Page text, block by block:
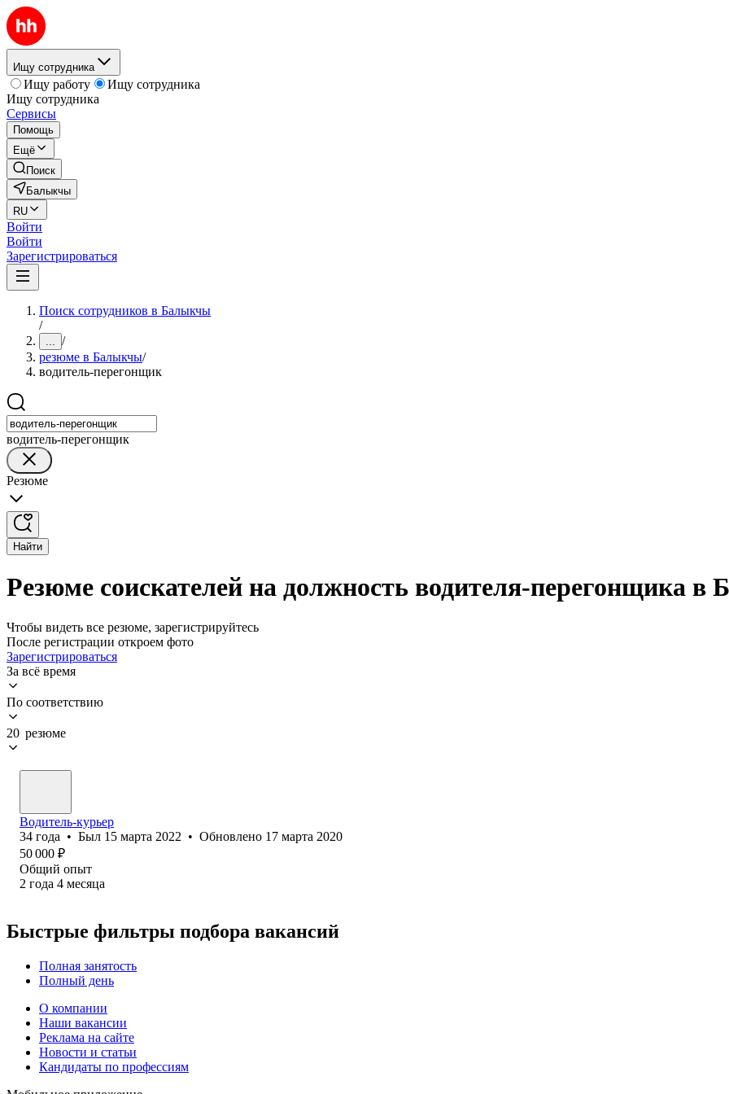
Ищу сотрудника
Ищу работу
Ищу сотрудника
Ищу сотрудника
Сервисы
Помощь
Ещё
Поиск
Балыкчы
RU
Войти
Войти
Зарегистрироваться
Поиск сотрудников в Балыкчы
/
... /
резюме в Балыкчы/
водитель-перегонщик
водитель-перегонщик
Резюме
Найти
Резюме соискателей на должность водителя-перегонщика
Чтобы видеть все резюме, зарегистрируйтесь
После регистрации откроем фото
Зарегистрироваться
За всё время
По соответствию
20 резюме
Водитель-курьер
34 года • Был 15 марта 2022 • Обновлено 17 марта 2020
50 000 ₽
Общий опыт
2 года 4 месяца
Быстрые фильтры подбора вакансий
Полная занятость
Полный день
О компании
Наши вакансии
Реклама на сайте
Новости и статьи
Кандидаты по профессиям